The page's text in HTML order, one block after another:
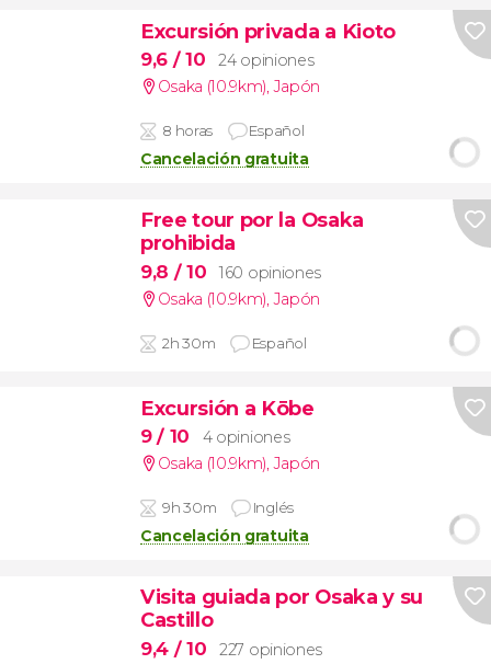
Excursión privada a Kioto
9,6 / 10
24 opiniones
Osaka (10.9km),Japón
8 horas Español
Cancelación gratuita
Free tour por la Osaka
prohibida
9,8 / 10
160 opiniones
Osaka (10.9km),Japón
2h 30m Español
Excursión a Kōbe
9/ 10
4 opiniones
Osaka (10.9km),Japón
9h 30m Inglés
Cancelación gratuita
Visita guiada por Osaka y su
Castillo
9,4 / 10
227 opiniones